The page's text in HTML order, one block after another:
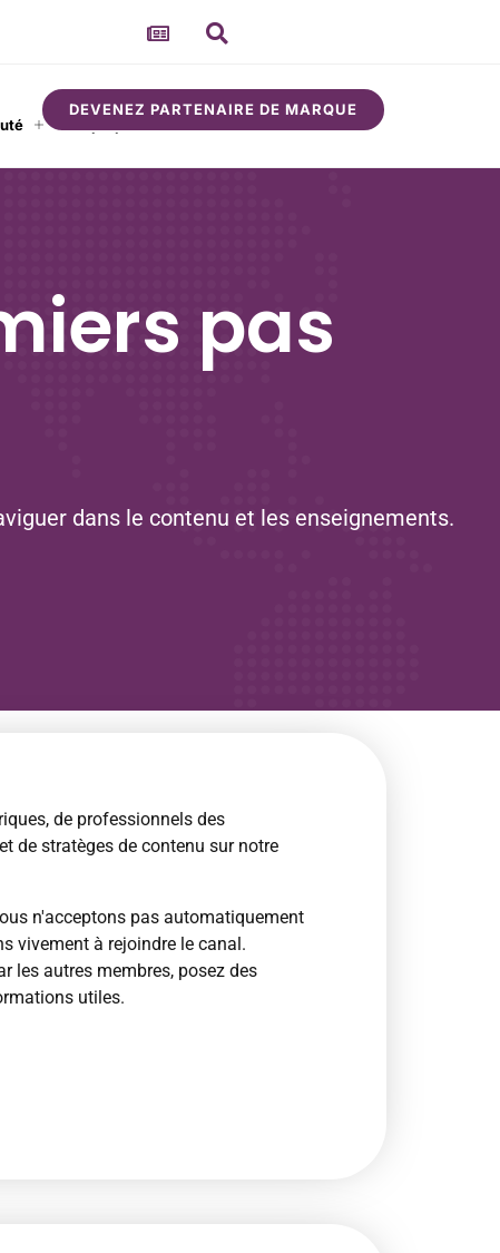
DEVENEZ PARTENAIRE DE MARQUE
pas
dans le contenu et les enseignements.
de professionnels des
de stratèges de contenu sur notre
n'acceptons pas automatiquement
vivement à rejoindre le canal.
les autres membres, posez des
utiles.